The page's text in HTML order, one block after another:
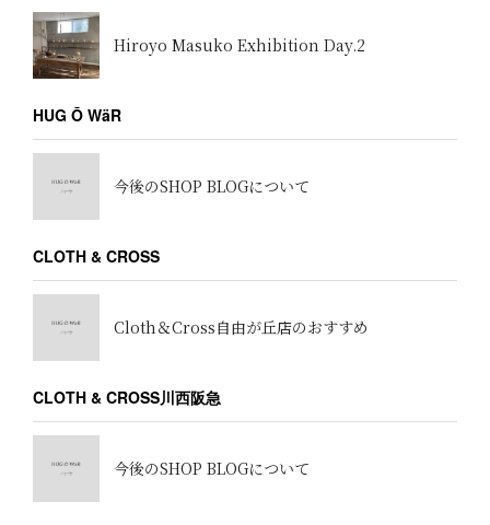
Hiroyo Masuko Exhibition Day.2
HUG Ō WäR
今後のSHOP BLOGについて
CLOTH & CROSS
Cloth＆Cross自由が丘店のおすすめ
CLOTH & CROSS川西阪急
今後のSHOP BLOGについて